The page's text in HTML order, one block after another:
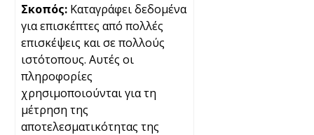
Καταγράφει δεδομένα
για επισκέπτες από πολλές
επισκέψεις και σε πολλούς
ιστότοπους. Αυτές οι
πληροφορίες
χρησιμοποιούνται για τη
μέτρηση της
αποτελεσματικότητας της